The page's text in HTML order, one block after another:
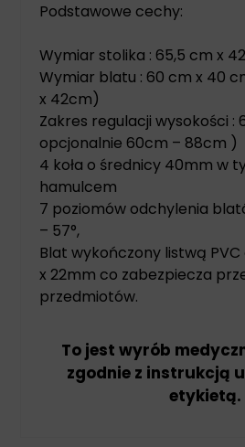
Podstawowe cechy:
Wymiar stolika : 65,5 cm x
Wymiar blatu : 60 cm x 40
x 42cm)
Zakres regulacji wysokości :
opcjonalnie 60cm – 88cm )
4 koła o średnicy 40mm w
hamulcem
7 poziomów odchylenia
– 57°,
Blat wykończony listwą
x 22mm co zabezpiecza
przedmiotów.
To jest wyrób
zgodnie z instrukcją
etykietą.